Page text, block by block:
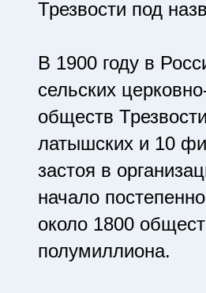
Трезвости под
В 1900 году в
сельских
обществ
латышских и 10
застоя в
начало
около 1800
полумиллиона.